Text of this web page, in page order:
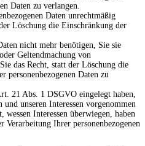
Daten zu verlangen.
Daten unrechtmäßig
Löschung die Einschränkung der
nicht mehr benötigen, Sie sie
Geltendmachung von
das Recht, statt der Löschung die
personenbezogenen Daten zu
21 Abs. 1 DSGVO eingelegt haben,
unseren Interessen vorgenommen
Interessen überwiegen, haben
Verarbeitung Ihrer personenbezogenen